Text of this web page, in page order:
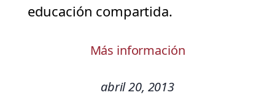
educación compartida.
Más información
abril 20, 2013